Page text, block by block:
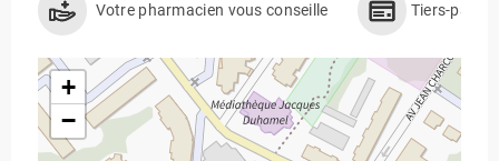
Votre pharmacien vous conseille Tiers-
+
−